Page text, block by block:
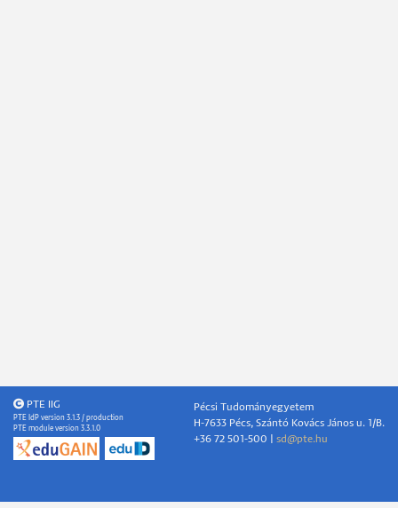
PTE IIG
PTE IdP version 3.1.3 / production
PTE module version 3.3.1.0
Pécsi Tudományegyetem
H-7633 Pécs, Szántó Kovács János u. 1/B.
+36 72 501-500 | sd@pte.hu